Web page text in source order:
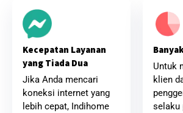
Kecepatan Layanan
yang Tiada Dua
Jika Anda mencari
koneksi internet yang
lebih cepat, Indihome
Untuk
klien
selaku